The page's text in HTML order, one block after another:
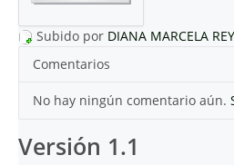
Subido por DIANA MARCELA
Comentarios
No hay ningún comentario aún.
Versión 1.1